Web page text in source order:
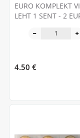
EURO KOMPLEKT
LEHT 1 SENT - 2
4.50 €